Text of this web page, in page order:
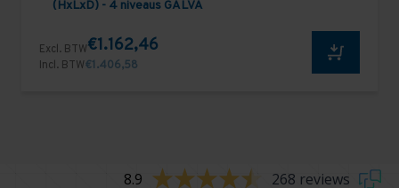
(HxLxD) - 4 niveaus GALVA
Excl. BTW€1.162,46
Incl. BTW€1.406,58
8.9 268 reviews